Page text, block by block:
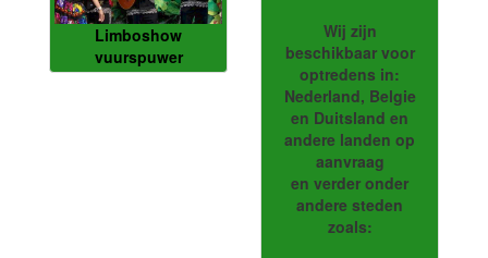
Limboshow
vuurspuwer
Wij zijn
beschikbaar voor
optredens in:
Nederland, Belgie
en Duitsland en
andere landen op
aanvraag
en verder onder
andere steden
zoals: